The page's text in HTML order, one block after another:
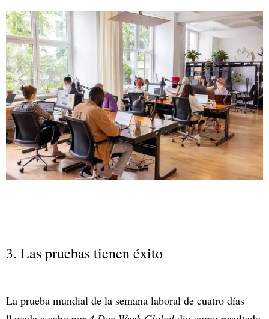
3. Las pruebas tienen éxito
La prueba mundial de la semana laboral de cuatro días